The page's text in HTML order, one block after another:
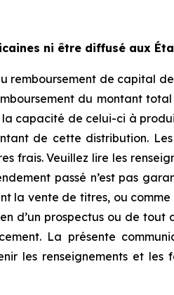
ni être diffusé aux
remboursement de capital
du montant
capacité de celui-ci à
de cette distribution.
frais. Veuillez lire les
passé n’est pas
la vente de titres, ou
d’un prospectus ou de
La présente
les renseignements et